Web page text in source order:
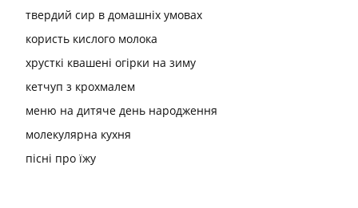
твердий сир в домашніх умовах
користь кислого молока
хрусткі квашені огірки на зиму
кетчуп з крохмалем
меню на дитяче день народження
молекулярна кухня
пісні про їжу